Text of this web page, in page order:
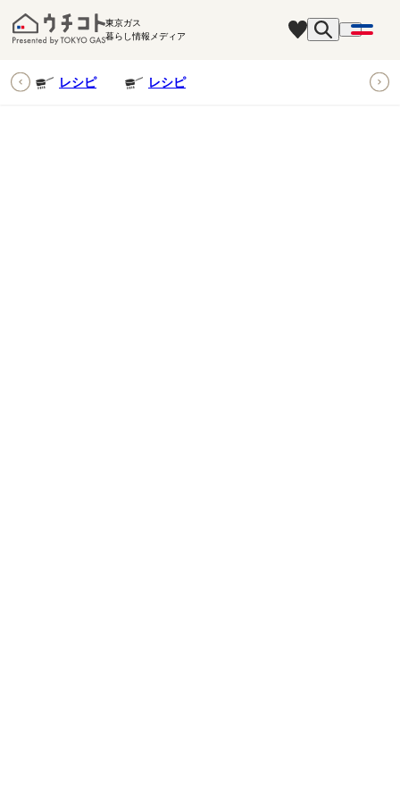
東京ガス
暮らし情報メディア
レシピ レシピ